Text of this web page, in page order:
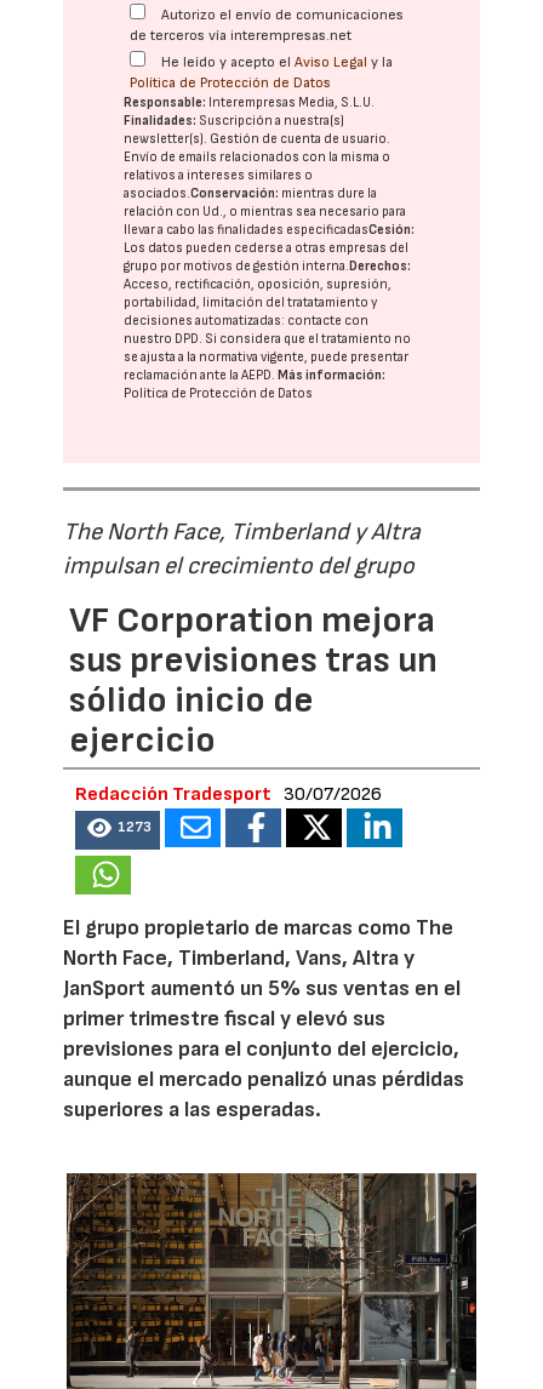
Autorizo el envío de comunicaciones
de terceros vía interempresas.net
He leído y acepto elAviso Legal y la
Política de Protección de Datos
Responsable: Interempresas Media, S.L.U.
Finalidades: Suscripción a nuestra(s)
newsletter(s). Gestión de cuenta de usuario.
Envío de emails relacionados con la misma o
relativos a intereses similares o
asociados.Conservación: mientras dure la
relación con Ud., o mientras sea necesario para
llevar a cabo las finalidades especificadasCesión:
Los datos pueden cederse a otras empresas del
grupo por motivos de gestión interna. Derechos:
Acceso, rectificación, oposición, supresión,
portabilidad, limitación del tratatamiento y
decisiones automatizadas: contacte con
nuestro DPD. Si considera que el tratamiento no
se ajusta a la normativa vigente, puede presentar
reclamación ante laAEPD. Más información:
Política de Protección de Datos
The North Face, Timberland y Altra
impulsan el crecimiento del grupo
VF Corporation mejora
sus previsiones tras un
sólido inicio de
ejercicio
Redacción Tradesport 30/07/2026
1273
El grupo propietario de marcas como The
North Face, Timberland, Vans, Altra y
JanSport aumentó un 5% sus ventas en el
primer trimestre fiscal y elevó sus
previsiones para el conjunto del ejercicio,
aunque el mercado penalizó unas pérdidas
superiores a las esperadas.